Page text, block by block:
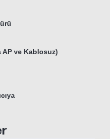
AP ve Kablosuz)